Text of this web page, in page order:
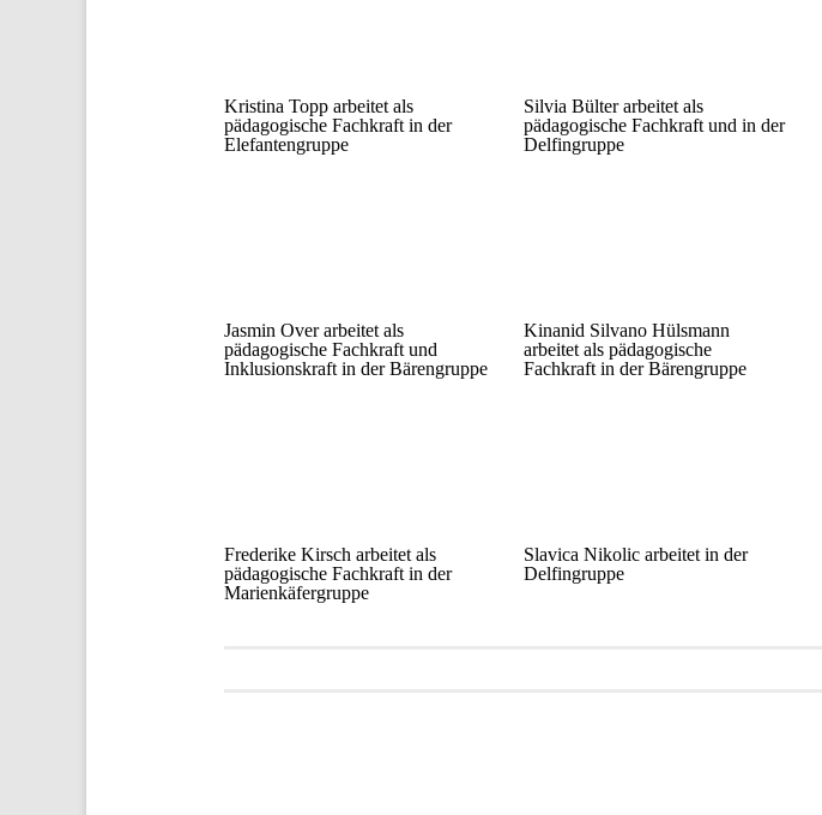
Kristina Topp arbeitet als
pädagogische Fachkraft in der
Elefantengruppe
Silvia Bülter arbeitet als
pädagogische Fachkraft und in der
Delfingruppe
Jasmin Over arbeitet als
pädagogische Fachkraft und
Inklusionskraft in der Bärengruppe
Kinanid Silvano Hülsmann
arbeitet als pädagogische
Fachkraft in der Bärengruppe
Frederike Kirsch arbeitet als
pädagogische Fachkraft in der
Marienkäfergruppe
Slavica Nikolic arbeitet in der
Delfingruppe